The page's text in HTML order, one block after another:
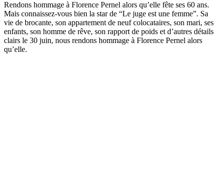
Rendons hommage à Florence Pernel alors qu’elle fête ses 60 ans.
Mais connaissez-vous bien la star de “Le juge est une femme”. Sa
vie de brocante, son appartement de neuf colocataires, son mari, ses
enfants, son homme de rêve, son rapport de poids et d’autres détails
clairs le 30 juin, nous rendons hommage à Florence Pernel alors
qu’elle.